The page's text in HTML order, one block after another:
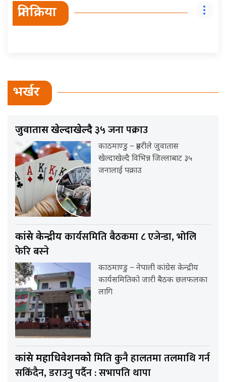
प्रतिक्रिया
भर्खर
जुवातास खेल्दाखेल्दै३५ जना पक्राउ
काठमाण्डु – प्रहरीले जुवातास
खेल्दाखेल्दै विभिन्न जिल्लाबाट ३५
जनालाई पक्राउ
कांग्रेस केन्द्रीयकार्यसमिति बैठकमा ८ एजेन्डा, भोलि
फेरि बस्ने
काठमाण्डु – नेपाली कांग्रेस केन्द्रीय
कार्यसमितिको जारी बैठक छलफलका
लागि
कांग्रेस महाधिवेशनकोमिति कुनै हालतमा तलमाथि गर्न
सकिँदैन, डराउनु पर्दैन : सभापति थापा